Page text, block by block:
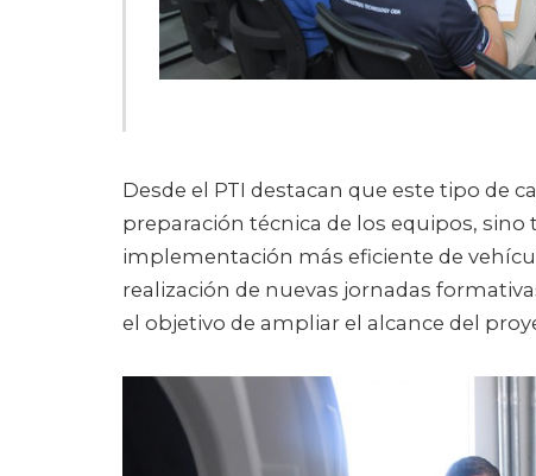
Desde el PTI destacan que este tipo de
preparación técnica de los equipos,
implementación más eficiente de
realización de nuevas jornadas
el objetivo de ampliar el alcance del